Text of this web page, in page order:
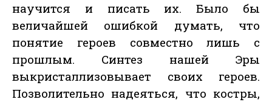
научится и писать их. Было бы
величайшей ошибкой думать, что
понятие героев совместно лишь с
прошлым. Синтез нашей Эры
выкристаллизовывает своих героев.
Позволительно надеяться, что костры,